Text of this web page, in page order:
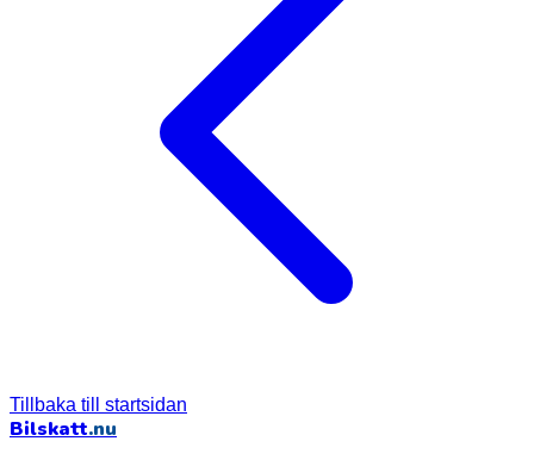
Tillbaka till startsidan
Bilskatt.nu